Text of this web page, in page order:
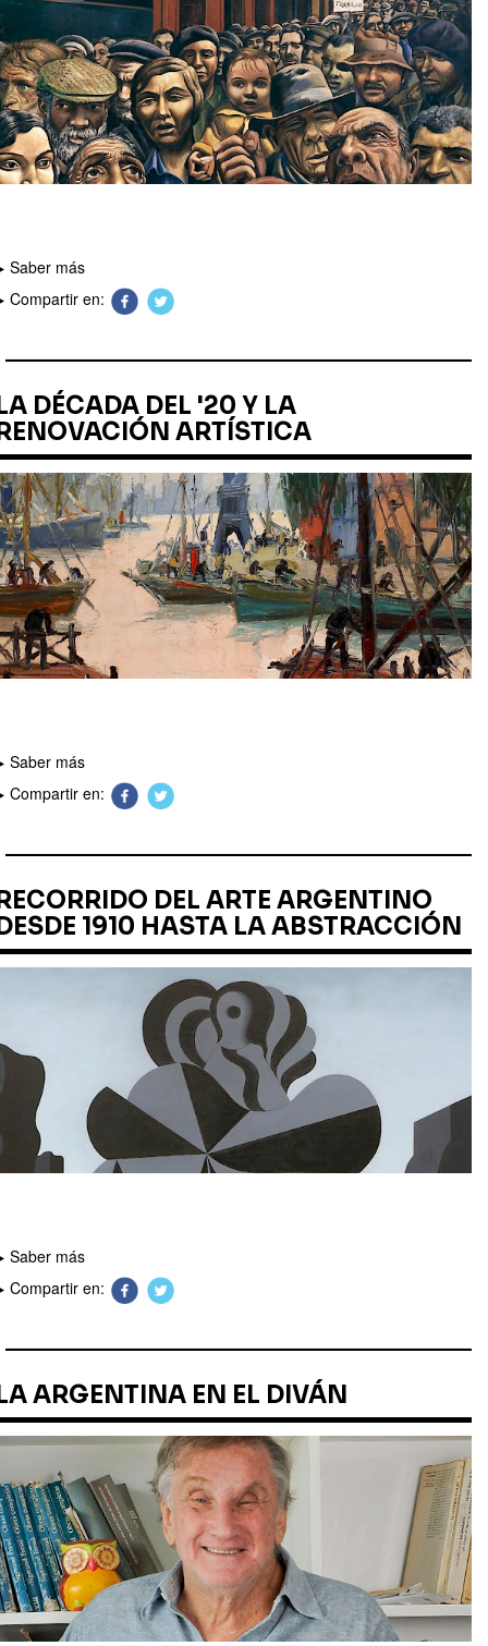
Saber más
Compartir en:
DÉCADA DEL '20 Y LA
ARTÍSTICA
Saber más
Compartir en:
DEL ARTE ARGENTINO
1910 HASTA LA ABSTRACCIÓN
Saber más
Compartir en:
ARGENTINA EN EL DIVÁN